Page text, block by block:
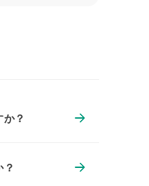
？